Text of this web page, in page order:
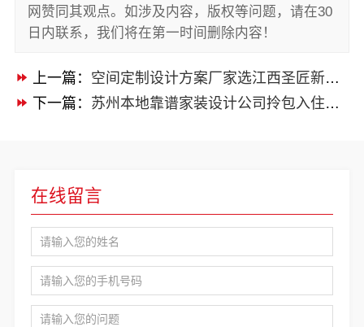
网赞同其观点。如涉及内容，版权等问题，请在30
日内联系，我们将在第一时间删除内容！
上一篇： 空间定制设计方案厂家选江西圣匠新型环保材料有限公司
下一篇： 苏州本地靠谱家装设计公司拎包入住认准苏州百年豪庭新材料有限公司
在线留言